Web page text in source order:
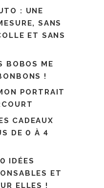
: UNE
SANS
ET SANS
BOBOS ME
!
PORTRAIT
CADEAUX
DE 0 À 4
IDÉES
ET
ELLES !